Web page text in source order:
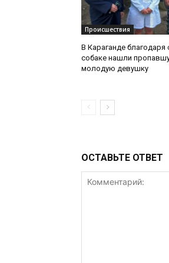
Происшествия
В Караганде благодаря
собаке нашли
молодую девушку
ОСТАВЬТЕ ОТВЕТ